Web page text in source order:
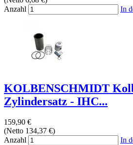
Anzahl
In
KOLBENSCHMIDT
Zylindersatz - IHC...
159,90 €
(Netto 134,37 €)
Anzahl
In